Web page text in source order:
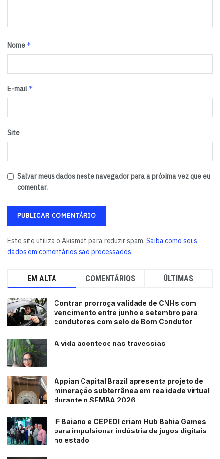
Nome *
E-mail *
Site
Salvar meus dados neste navegador para a próxima vez que eu
comentar.
Este site utiliza o Akismet para reduzir spam. Saiba como seus
dados em comentários são processados.
EM ALTA COMENTÁRIOS ÚLTIMAS
Contran prorroga validade de CNHs com
vencimento entre junho e setembro para
condutores com selo de Bom Condutor
A vida acontece nas travessias
Appian Capital Brazil apresenta projeto de
mineração subterrânea em realidade virtual
durante o SEMBA 2026
IF Baiano e CEPEDI criam Hub Bahia Games
para impulsionar indústria de jogos digitais
no estado